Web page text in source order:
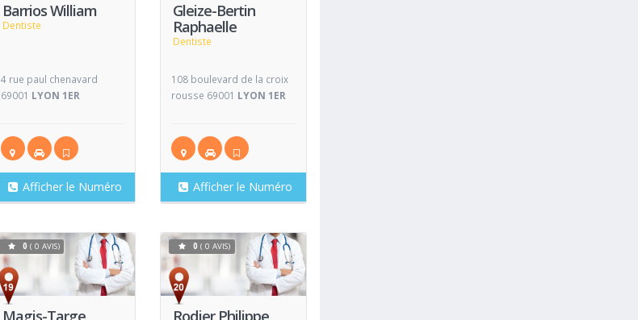
Barrios William
Dentiste
4 rue paul chenavard
69001 LYON 1ER
Afficher le Numéro
Gleize-Bertin
Raphaelle
Dentiste
108 boulevard de la croix
rousse 69001 LYON 1ER
Afficher le Numéro
Magis-Targe
Voir
0 ( 0 AVIS)
Rodier Philippe
Voir
Fiche
0 ( 0 AVIS)